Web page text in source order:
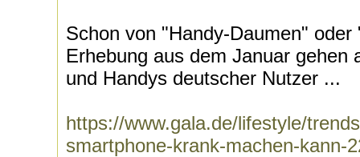
Schon von "Handy-Daumen"
Erhebung aus dem Januar gehen
und Handys deutscher Nutzer ...
https://www.gala.de/lifestyle/
smartphone-krank-machen-kann-